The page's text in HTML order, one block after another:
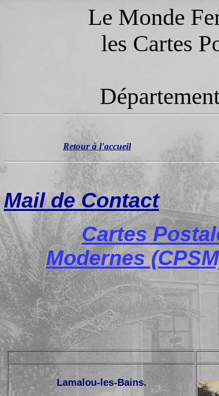
Le Monde
les Cartes
Retour à l'accueil
Mail de Contact
Cartes
Modernes
Lamalou-les-Bains.